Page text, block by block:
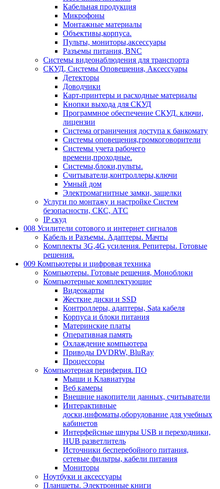
Кабельная продукция
Микрофоны
Монтажные материалы
Объективы,корпуса.
Пульты, мониторы,аксессуары
Разъемы питания, BNC
Системы видеонаблюдения для транспорта
СКУД, Системы Оповещения, Аксессуары
Детекторы
Доводчики
Карт-принтеры и расходные материалы
Кнопки выхода для СКУД
Программное обеспечение СКУД. ключи,
лицензии
Система ограничения доступа к банкомату
Системы оповещения,громкоговорители
Системы учета рабочего
времени,проходные.
Системы,блоки,пульты.
Считыватели,контроллеры,ключи
Умный дом
Электромагнитные замки, защелки
Услуги по монтажу и настройке Систем
безопасности, СКС, АТС
IP скуд
008 Усилители сотового и интернет сигналов
Кабель и Разъемы. Адаптеры. Мачты
Комплекты 3G,4G усиления. Репитеры. Готовые
решения.
009 Компьютеры и цифровая техника
Компьютеры. Готовые решения, Моноблоки
Компьютерные комплектующие
Видеокарты
Жесткие диски и SSD
Контроллеры, адаптеры, Sata кабеля
Корпуса и блоки питания
Материнские платы
Оперативная память
Охлаждение компьютера
Приводы DVDRW, BluRay
Процессоры
Компьютерная периферия. ПО
Мыши и Клавиатуры
Веб камеры
Внешние накопители данных, считыватели
Интерактивные
доски,инфоматы,оборудование для учебных
кабинетов
Интерфейсные шнуры USB и переходники,
HUB разветлитель
Источники бесперебойного питания,
сетевые фильтры, кабели питания
Мониторы
Ноутбуки и аксессуары
Планшеты. Электронные книги